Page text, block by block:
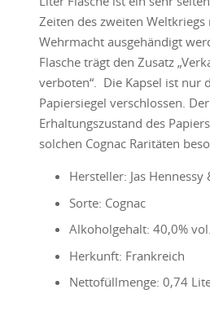
Zeiten des zweiten Weltkriegs
Wehrmacht ausgehändigt
Flasche trägt den Zusatz
verboten“. Die Kapsel ist nur
Papiersiegel verschlossen.
Erhaltungszustand des
solchen Cognac Raritäten
Hersteller: Jas Hennessy
Sorte: Cognac
Alkoholgehalt: 40,0%
Herkunft: Frankreich
Nettofüllmenge: 0,74